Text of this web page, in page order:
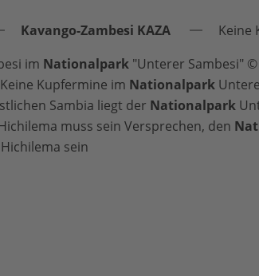
Kavango-Zambesi KAZA
Keine
im Nationalpark "Unterer Sambesi" ©
Kupfermine im Nationalpark
Sambia liegt der Nationalpark
muss sein Versprechen, den
sein